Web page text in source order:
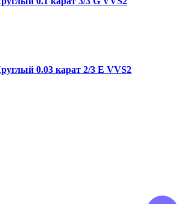
0.03 карат 2/3 E VVS2